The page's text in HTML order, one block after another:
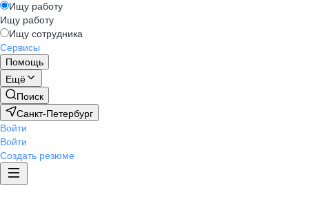
Ищу работу
Ищу работу
Ищу сотрудника
Сервисы
Помощь
Ещё
Поиск
Санкт-Петербург
Войти
Войти
Создать резюме